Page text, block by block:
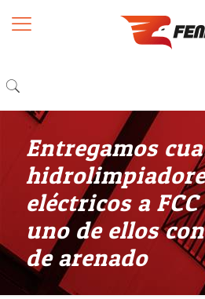
Entregamos
eléctricos a
uno de ellos
de arenado